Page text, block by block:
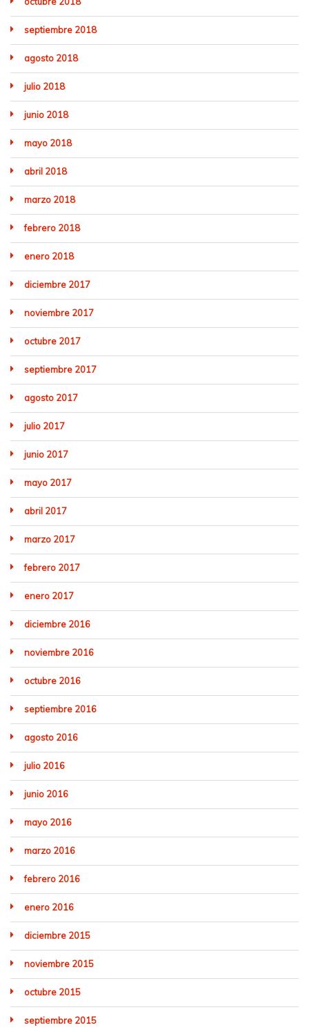
septiembre 2018
agosto 2018
julio 2018
junio 2018
mayo 2018
abril 2018
marzo 2018
febrero 2018
enero 2018
diciembre 2017
noviembre 2017
octubre 2017
septiembre 2017
agosto 2017
julio 2017
junio 2017
mayo 2017
abril 2017
marzo 2017
febrero 2017
enero 2017
diciembre 2016
noviembre 2016
octubre 2016
septiembre 2016
agosto 2016
julio 2016
junio 2016
mayo 2016
marzo 2016
febrero 2016
enero 2016
diciembre 2015
noviembre 2015
octubre 2015
septiembre 2015